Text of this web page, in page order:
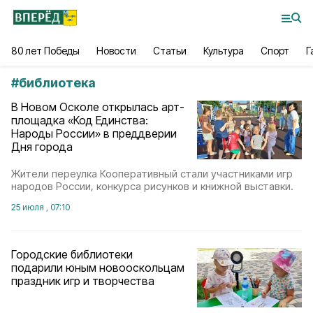
80 лет Победы Новости Статьи Культура Спорт
#библиотека
В Новом Осколе открылась арт-
площадка «Код Единства:
Народы России» в преддверии
Дня города
Жители переулка Кооперативный стали участниками игр
народов России, конкурса рисунков и книжной выставки.
25 июля , 07:10
Городские библиотеки
подарили юным новооскольцам
праздник игр и творчества